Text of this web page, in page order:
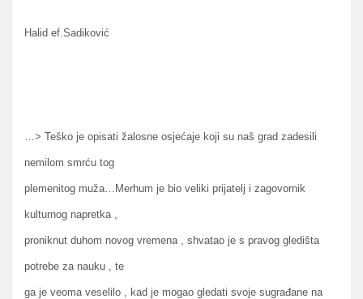
Halid ef.Sadiković
…> Teško je opisati žalosne osjećaje koji su naš grad zadesili
nemilom smrću tog
plemenitog muža…Merhum je bio veliki prijatelj i zagovornik
kulturnog napretka ,
proniknut duhom novog vremena , shvatao je s pravog gledišta
potrebe za nauku , te
ga je veoma veselilo , kad je mogao gledati svoje sugrađane na